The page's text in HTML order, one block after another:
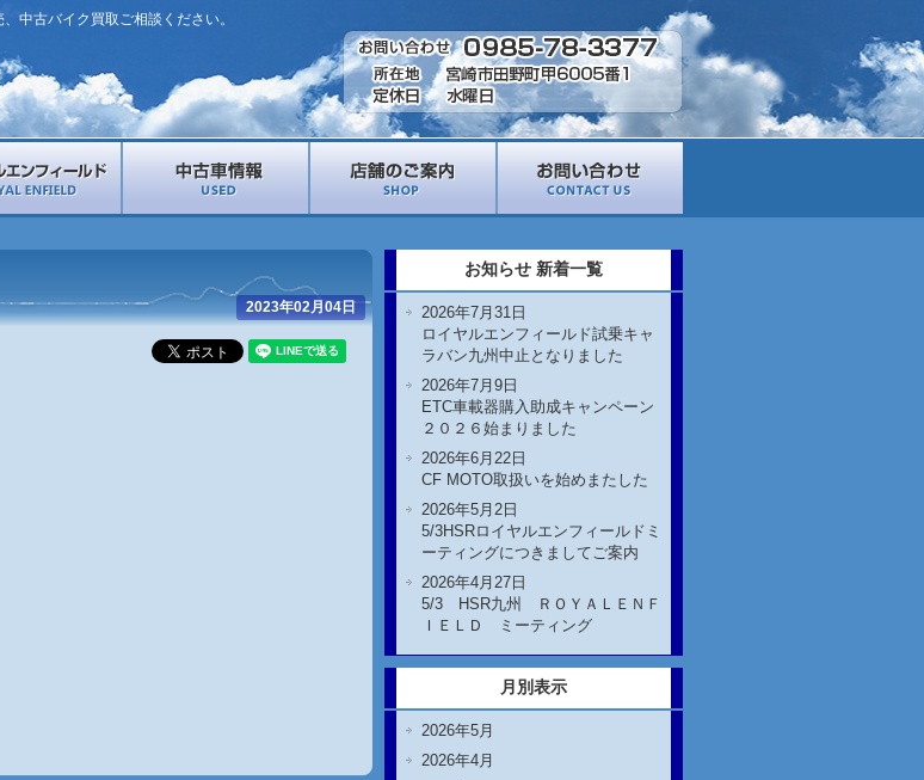
中古バイク買取ご相談ください。
2023年02月04日
お知らせ 新着一覧
2026年7月31日
ロイヤルエンフィールド試乗キャ
ラバン九州中止となりました
2026年7月9日
ETC車載器購入助成キャンペーン
２０２６始まりました
2026年6月22日
CF MOTO取扱いを始めまたした
2026年5月2日
5/3HSRロイヤルエンフィールドミ
ーティングにつきましてご案内
2026年4月27日
5/3 HSR九州 ＲＯＹＡＬＥＮＦ
ＩＥＬＤ ミーティング
月別表示
2026年5月
2026年4月